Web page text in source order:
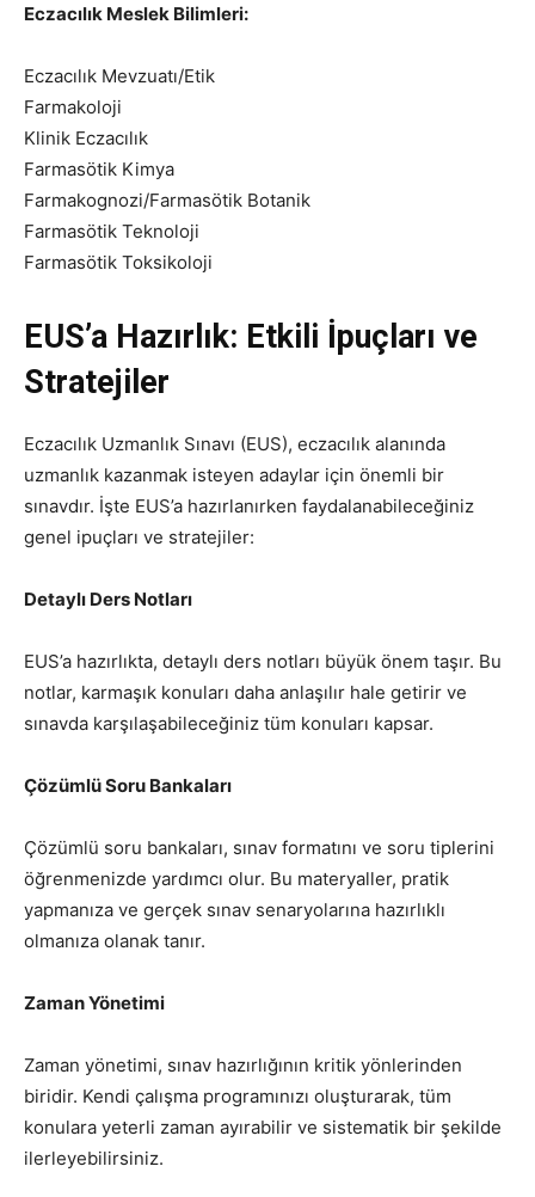
Eczacılık Meslek Bilimleri:
Eczacılık Mevzuatı/Etik
Farmakoloji
Klinik Eczacılık
Farmasötik Kimya
Farmakognozi/Farmasötik Botanik
Farmasötik Teknoloji
Farmasötik Toksikoloji
EUS’a Hazırlık: Etkili İpuçları ve
Stratejiler
Eczacılık Uzmanlık Sınavı (EUS), eczacılık alanında
uzmanlık kazanmak isteyen adaylar için önemli bir
sınavdır. İşte EUS’a hazırlanırken faydalanabileceğiniz
genel ipuçları ve stratejiler:
Detaylı Ders Notları
EUS’a hazırlıkta, detaylı ders notları büyük önem taşır. Bu
notlar, karmaşık konuları daha anlaşılır hale getirir ve
sınavda karşılaşabileceğiniz tüm konuları kapsar.
Çözümlü Soru Bankaları
Çözümlü soru bankaları, sınav formatını ve soru tiplerini
öğrenmenizde yardımcı olur. Bu materyaller, pratik
yapmanıza ve gerçek sınav senaryolarına hazırlıklı
olmanıza olanak tanır.
Zaman Yönetimi
Zaman yönetimi, sınav hazırlığının kritik yönlerinden
biridir. Kendi çalışma programınızı oluşturarak, tüm
konulara yeterli zaman ayırabilir ve sistematik bir şekilde
ilerleyebilirsiniz.